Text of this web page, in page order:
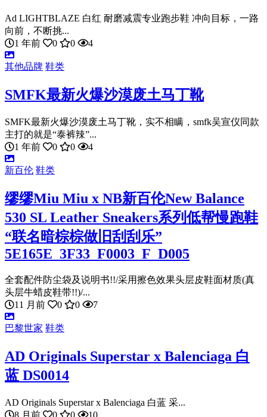
Ad LIGHTBLAZE 白红 耐磨减震专业跑步鞋 冲向目标，一路
向前，不断挑...
1 年前
0 0 4
其他品牌 鞋类
SMFK最新火爆沙漠废土马丁靴
SMFK最新火爆沙漠废土马丁靴，实不相瞒，smfk吴宣仪同款
主打的就是“泰裤辣”...
1 年前
0 0 4
新百伦 鞋类
缪缪Miu Miu x NB新百伦New Balance
530 SL Leather Sneakers系列低帮慢跑鞋
“联名暗棕棕做旧刮刮乐”
5E165E_3F33_F0003_F_D005
全套配件防尘袋及说明书!!/采用擦色效果头层皮鞋面材质(真
头层牛蜡皮鞋带!!)/...
11 月前
0 0 7
巴黎世家 鞋类
AD Originals Superstar x Balenciaga 白
蓝 DS0014
AD Originals Superstar x Balenciaga 白蓝 采...
8 月前
0 0 10